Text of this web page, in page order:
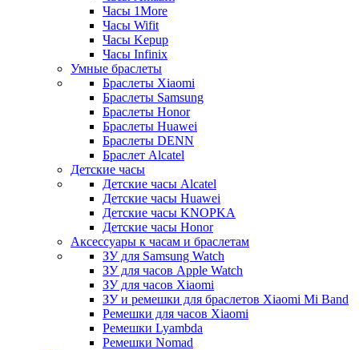
Часы 1More
Часы Wifit
Часы Kepup
Часы Infinix
Умные браслеты
Браслеты Xiaomi
Браслеты Samsung
Браслеты Honor
Браслеты Huawei
Браслеты DENN
Браслет Alcatel
Детские часы
Детские часы Alcatel
Детские часы Huawei
Детские часы KNOPKA
Детские часы Honor
Аксессуары к часам и браслетам
ЗУ для Samsung Watch
ЗУ для часов Apple Watch
ЗУ для часов Xiaomi
ЗУ и ремешки для браслетов Xiaomi Mi Band
Ремешки для часов Xiaomi
Ремешки Lyambda
Ремешки Nomad